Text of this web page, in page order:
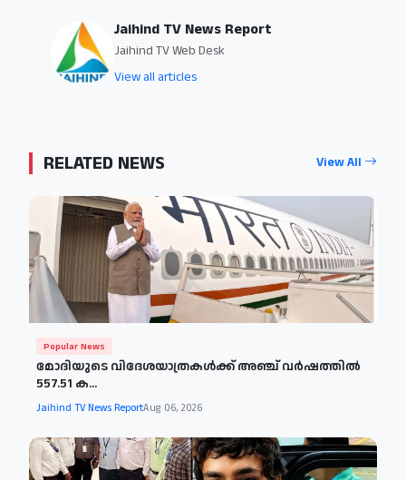
Jaihind TV News Report
Jaihind TV Web Desk
View all articles
RELATED NEWS View All
Popular News
മോദിയുടെ വിദേശയാത്രകള്‍ക്ക് അഞ്ച് വര്‍ഷത്തില്‍
557.51 ക...
Jaihind TV News ReportAug 06, 2026